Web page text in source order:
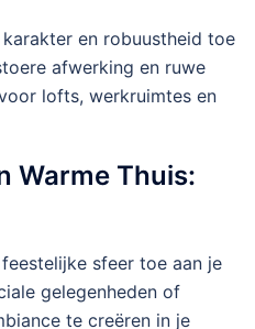
en robuustheid toe
afwerking en ruwe
lofts, werkruimtes en
Warme Thuis:
sfeer toe aan je
gelegenheden of
te creëren in je